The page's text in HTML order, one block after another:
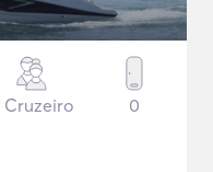
Cruzeiro 0